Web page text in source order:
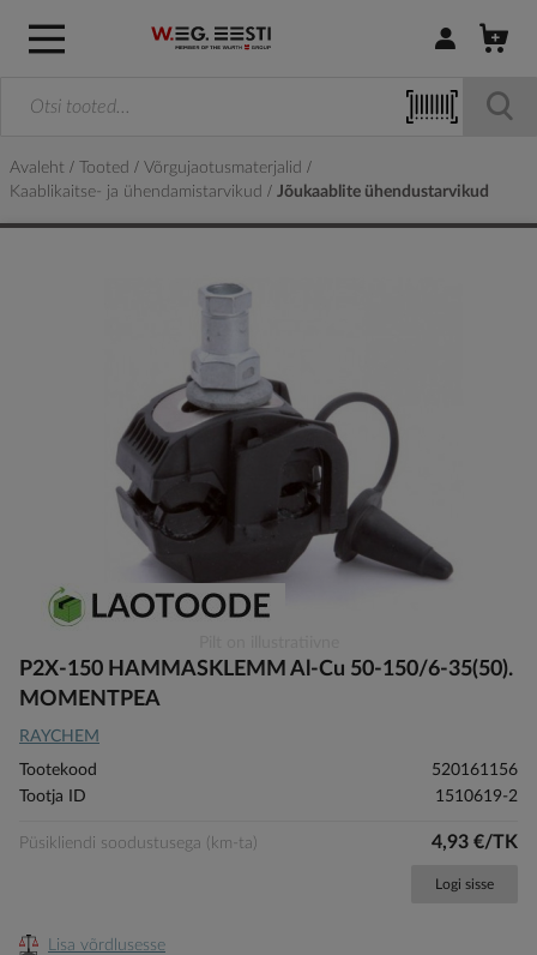
Logi sisse /
Avaleht Tooted
Võrgujaotusmaterjalid
Kaablikaitse- ja ühendamistarvikud
Jõukaablite ühendustarvikud
to
the
of
the
images
gallery
P2X-150 HAMMASKLEMM Al-Cu 50-150/6-35(50).
MOMENTPEA
RAYCHEM
Tootekood
520161156
Tootja ID
1510619-2
Püsikliendi soodustusega (km-ta) 4,93 €/TK
Logi sisse
Lisa võrdlusesse